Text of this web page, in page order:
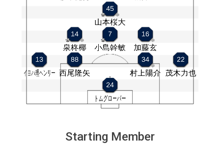
Starting Member